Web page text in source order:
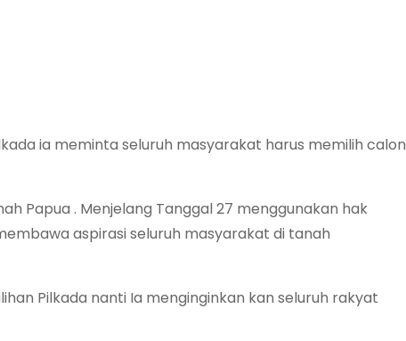
ia meminta seluruh masyarakat harus memilih calon
Papua . Menjelang Tanggal 27 menggunakan hak
aspirasi seluruh masyarakat di tanah
Pilkada nanti Ia menginginkan kan seluruh rakyat